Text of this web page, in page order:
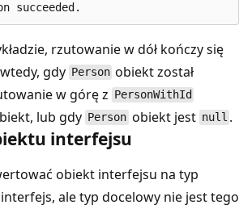
rzutowanie w dół kończy się
gdy Person obiekt został
w górę z PersonWithId
lub gdy Person obiekt jest null .
interfejsu
obiekt interfejsu na typ
ale typ docelowy nie jest tego